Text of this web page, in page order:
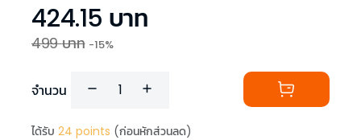
424.15 บาท
499บาท -15%
จำนวน
ได้รับ 24 points (ก่อนหักส่วนลด)